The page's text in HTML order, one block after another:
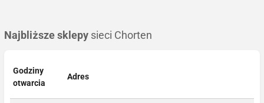
Najbliższe sklepy sieci Chorten
Godziny
otwarcia
Adres